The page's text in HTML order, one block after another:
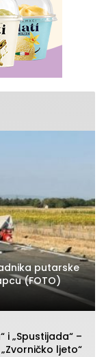
putarske
(FOTO)
i „Spustijada“ –
ljeto“